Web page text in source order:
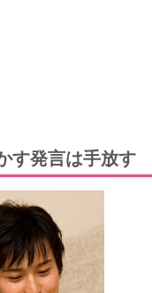
す発言は手放す